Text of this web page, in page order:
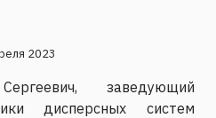
2023
заведующий
дисперсных систем